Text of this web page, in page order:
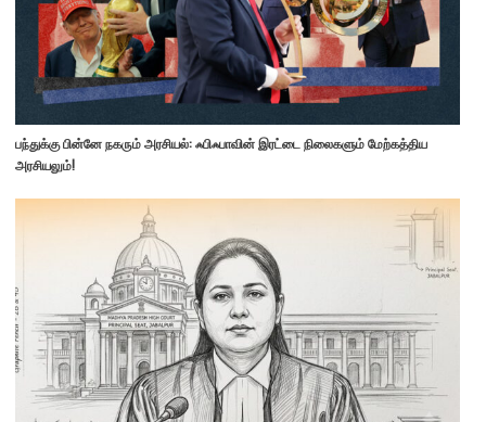
பந்துக்கு பின்னே நகரும் அரசியல்: ஃபிஃபாவின் இரட்டை நிலைகளும் மேற்கத்திய
அரசியலும்!